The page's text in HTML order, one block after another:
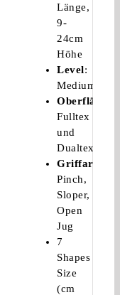
Länge,
9-
24cm
Höhe
Level:
Medium
Oberflächen
Fulltex
und
Dualtex
Griffarten
Pinch,
Sloper,
Open
Jug
7
Shapes
Size
(cm